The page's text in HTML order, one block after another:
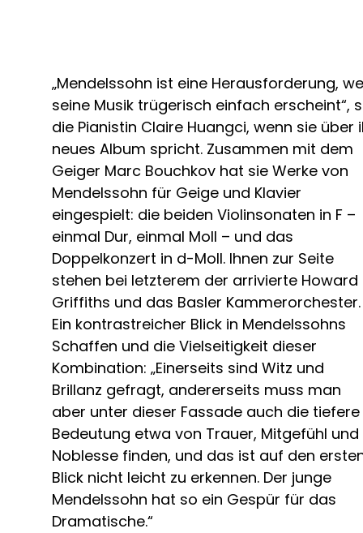
„Mendelssohn ist eine Herausforderung,
seine Musik trügerisch einfach erscheint“,
die Pianistin Claire Huangci, wenn sie über
neues Album spricht. Zusammen mit dem
Geiger Marc Bouchkov hat sie Werke von
Mendelssohn für Geige und Klavier
eingespielt: die beiden Violinsonaten in F –
einmal Dur, einmal Moll – und das
Doppelkonzert in d-Moll. Ihnen zur Seite
stehen bei letzterem der arrivierte Howard
Griffiths und das Basler Kammerorchester.
Ein kontrastreicher Blick in Mendelssohns
Schaffen und die Vielseitigkeit dieser
Kombination: „Einerseits sind Witz und
Brillanz gefragt, andererseits muss man
aber unter dieser Fassade auch die tiefere
Bedeutung etwa von Trauer, Mitgefühl und
Noblesse finden, und das ist auf den
Blick nicht leicht zu erkennen. Der junge
Mendelssohn hat so ein Gespür für das
Dramatische.“